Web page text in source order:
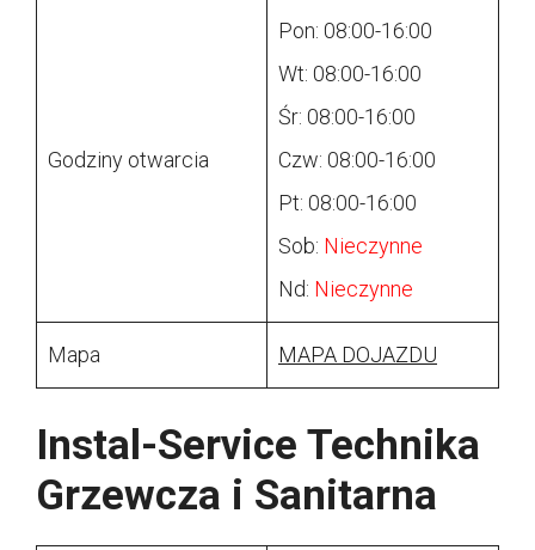
Godziny otwarcia
Pon: 08:00-16:00
Wt: 08:00-16:00
Śr: 08:00-16:00
Czw: 08:00-16:00
Pt: 08:00-16:00
Sob: Nieczynne
Nd: Nieczynne
Mapa MAPA DOJAZDU
Instal-Service Technika
Grzewcza i Sanitarna